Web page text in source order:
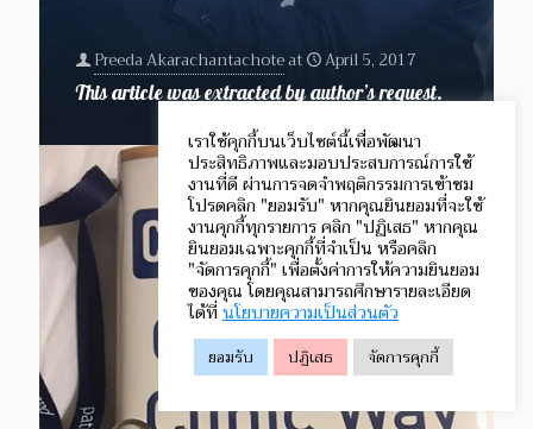
Preeda Akarachantachoteat
April 5, 2017
This article was extracted by author’s request.
เราใช้คุกกี้บนเว็บไซต์นี้เพื่อพัฒนา
ประสิทธิภาพและมอบประสบการณ์การใช้
งานที่ดี ผ่านการจดจำพฤติกรรมการเข้าชม
โปรดคลิก "ยอมรับ" หากคุณยินยอมที่จะใช้
งานคุกกี้ทุกรายการ คลิก "ปฏิเสธ" หากคุณ
ยินยอมเฉพาะคุกกี้ที่จำเป็น หรือคลิก
"จัดการคุกกี้" เพื่อตั้งค่าการให้ความยินยอม
ของคุณ โดยคุณสามารถศึกษารายละเอียด
ได้ที่นโยบายความเป็นส่วนตัว
ยอมรับ ปฏิเสธ จัดการคุกกี้